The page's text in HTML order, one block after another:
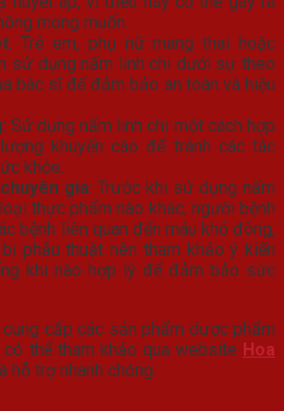
mong muốn.
: Trẻ em, phụ nữ mang thai hoặc
sử dụng nấm linh chi dưới sự theo
bác sĩ để đảm bảo an toàn và hiệu
: Sử dụng nấm linh chi một cách hợp
khuyến cáo để tránh các tác
khỏe.
gia: Trước khi sử dụng nấm
thực phẩm nào khác, người bệnh
bệnh liên quan đến máu khó đông,
phẫu thuật nên tham khảo ý kiến
khi nào hợp lý để đảm bảo sức
cấp các sản phẩm dược phẩm
thể tham khảo qua website Hoa
hỗ trợ nhanh chóng.